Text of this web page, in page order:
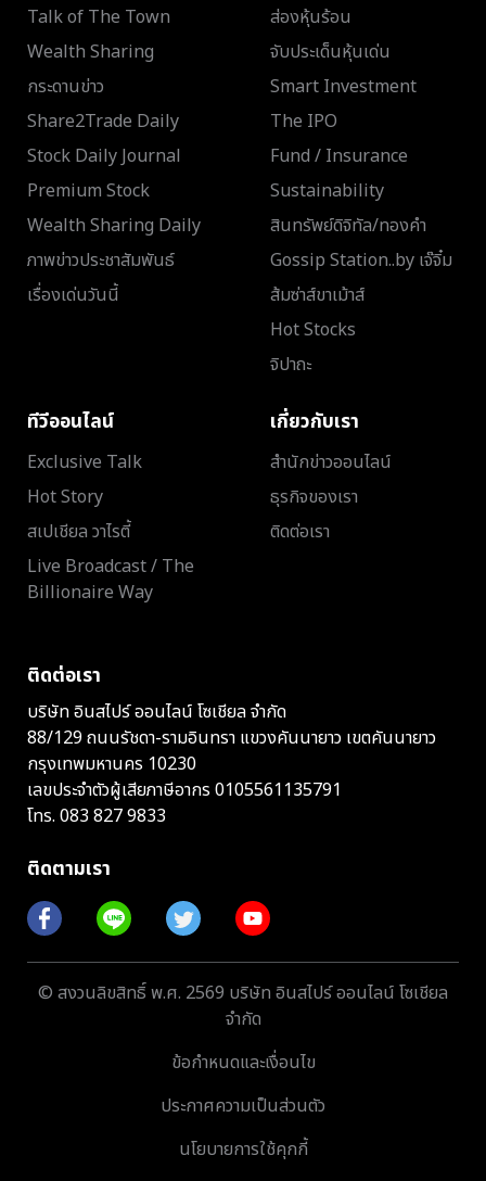
Talk of The Town
Wealth Sharing
กระดานข่าว
Share2Trade Daily
Stock Daily Journal
Premium Stock
Wealth Sharing Daily
ภาพข่าวประชาสัมพันธ์
เรื่องเด่นวันนี้
ส่องหุ้นร้อน
จับประเด็นหุ้นเด่น
Smart Investment
The IPO
Fund / Insurance
Sustainability
สินทรัพย์ดิจิทัล/ทองคำ
Gossip Station..by เจ๊จิ๋ม
ส้มซ่าส์ขาเม้าส์
Hot Stocks
จิปาถะ
ทีวีออนไลน์
Exclusive Talk
Hot Story
สเปเชียล วาไรตี้
Live Broadcast / The
Billionaire Way
เกี่ยวกับเรา
สำนักข่าวออนไลน์
ธุรกิจของเรา
ติดต่อเรา
ติดต่อเรา
บริษัท อินสไปร์ ออนไลน์ โซเชียล จำกัด
88/129 ถนนรัชดา-รามอินทรา แขวงคันนายาว เขตคันนายาว
กรุงเทพมหานคร 10230
เลขประจำตัวผู้เสียภาษีอากร 0105561135791
โทร. 083 827 9833
ติดตามเรา
© สงวนลิขสิทธิ์ พ.ศ. 2569 บริษัท อินสไปร์ ออนไลน์ โซเชียล
จำกัด
ข้อกำหนดและเงื่อนไข
ประกาศความเป็นส่วนตัว
นโยบายการใช้คุกกี้